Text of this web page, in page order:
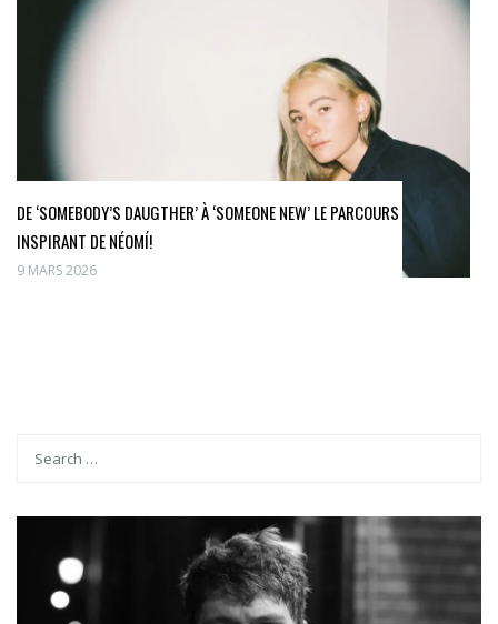
DE ‘SOMEBODY’S DAUGTHER’ À ‘SOMEONE NEW’ LE PARCOURS
INSPIRANT DE NÉOMÍ!
9 MARS 2026